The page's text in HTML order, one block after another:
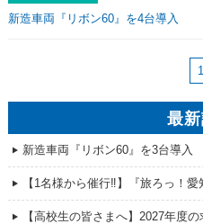
新造車両『リボン60』を4台導入
1
最
新造車両『リボン60』を3台導入
【1名様から催行‼】『旅ろっ！愛知の
【高校生の皆さまへ】2027年度